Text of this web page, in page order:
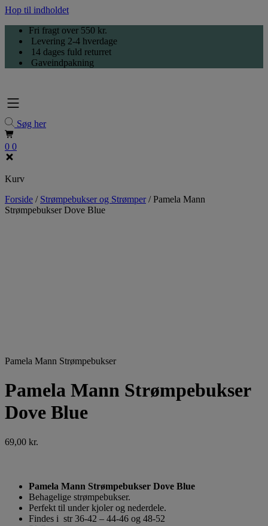
Hop til indholdet
Fri fragt over 550 kr.
Levering 2-4 hverdage
14 dages fuld returret
Gaveindpakning
Søg her
0 0
Kurv
Forside / Strømpebukser og Strømper /Pamela Mann
Strømpebukser Dove Blue
Pamela Mann Strømpebukser
Pamela Mann Strømpebukser
Dove Blue
69,00 kr.
Pamela Mann Strømpebukser Dove Blue
Behagelige strømpebukser.
Perfekt til under kjoler og nederdele.
Findes i str 36-42 – 44-46 og 48-52